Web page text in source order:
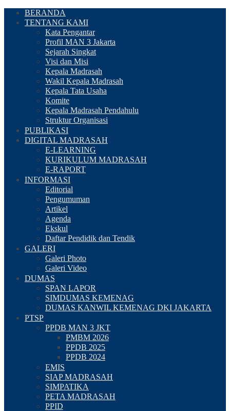
BERANDA
TENTANG KAMI
Kata Pengantar
Profil MAN 3 Jakarta
Sejarah Singkat
Visi dan Misi
Kepala Madrasah
Wakil Kepala Madrasah
Kepala Tata Usaha
Komite
Kepala Madrasah Pendahulu
Struktur Organisasi
PUBLIKASI
DIGITAL MADRASAH
E-LEARNING
KURIKULUM MADRASAH
E-RAPORT
INFORMASI
Editorial
Pengumuman
Artikel
Agenda
Ekskul
Daftar Pendidik dan Tendik
GALERI
Galeri Photo
Galeri Video
DUMAS
SPAN LAPOR
SIMDUMAS KEMENAG
DUMAS KANWIL KEMENAG DKI JAKARTA
PTSP
PPDB MAN 3 JKT
PMBM 2026
PPDB 2025
PPDB 2024
EMIS
SIAP MADRASAH
SIMPATIKA
PETA MADRASAH
PPID